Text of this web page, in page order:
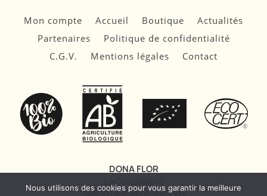
Mon compte Accueil Boutique
Actualités
Partenaires
Politique de confidentialité
C.G.V.
Mentions légales Contact
DONA FLOR
La Condamine
Nous utilisons des cookies pour vous garantir la meilleure